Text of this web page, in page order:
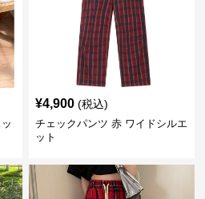
¥4,900 (税込)
チェックパンツ 赤 ワイドシルエ
ット